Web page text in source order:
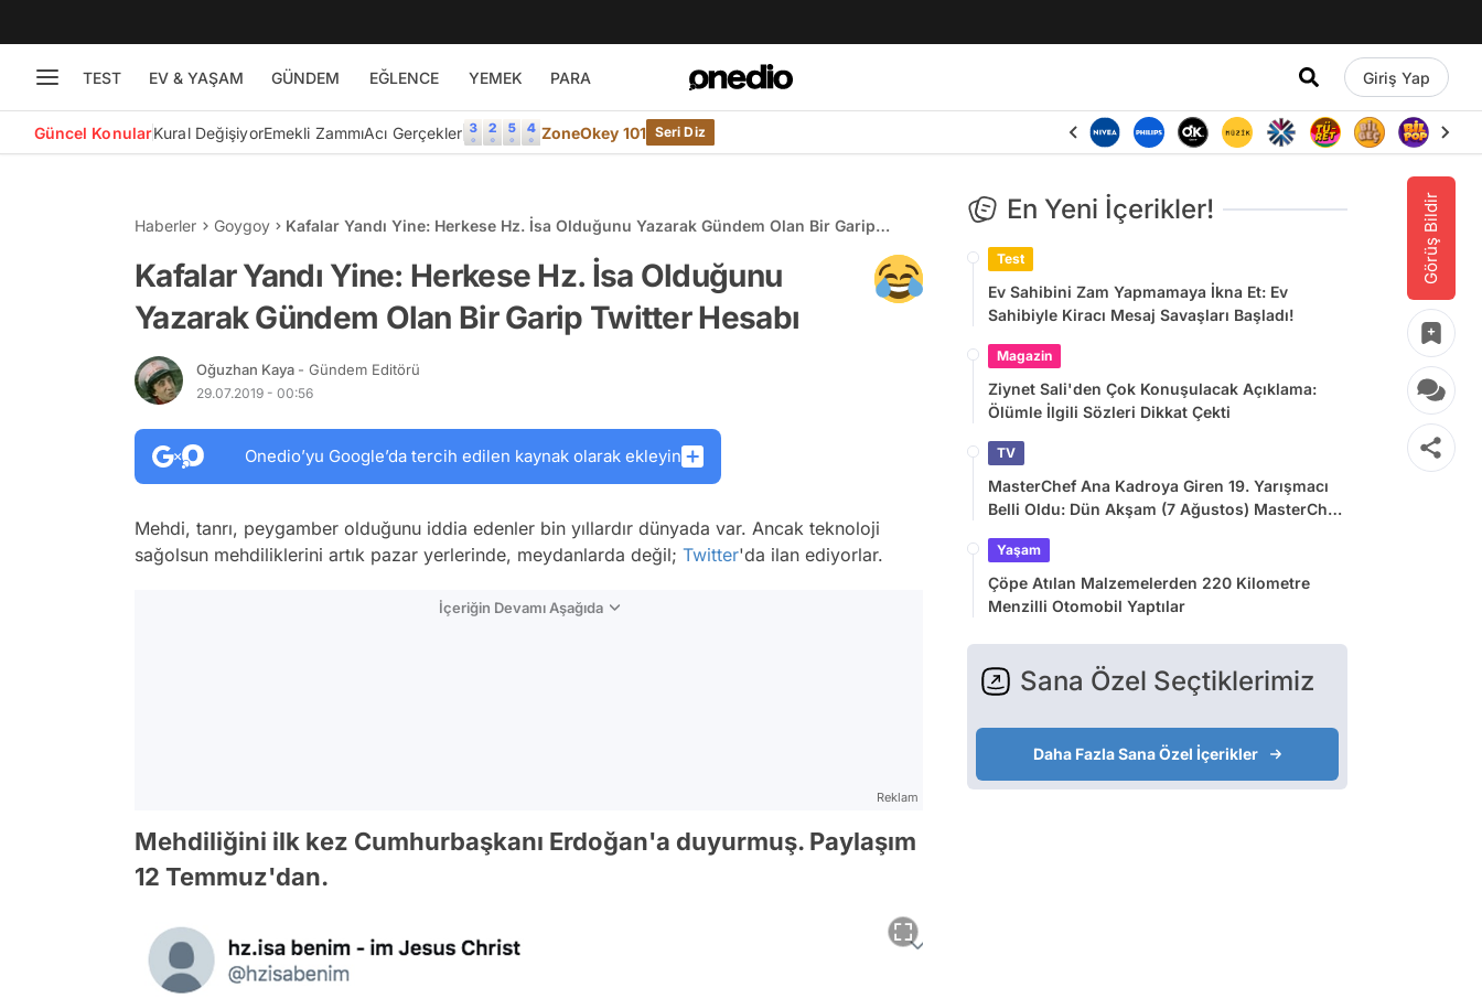
TEST EV & YAŞAM GÜNDEM EĞLENCE YEMEK PARA Giriş Yap
Güncel KonularKural DeğişiyorEmekli ZammıAcı Gerçekler ZoneOkey 101 Seri Diz
Görüş Bildir
Haberler Goygoy
Kafalar Yandı Yine: Herkese Hz. İsa Olduğunu Yazarak Gündem Olan Bir Garip
Kafalar Yandı Yine: Herkese Hz. İsa Olduğunu
Yazarak Gündem Olan Bir Garip Twitter Hesabı
Oğuzhan Kaya - Gündem Editörü
29.07.2019 - 00:56
Onedio’yu Google’da tercih edilen kaynak olarak ekleyin
Mehdi, tanrı, peygamber olduğunu iddia edenler bin yıllardır dünyada var. Ancak teknoloji
sağolsun mehdiliklerini artık pazar yerlerinde, meydanlarda değil; Twitter'da ilan ediyorlar.
İçeriğin Devamı Aşağıda
Reklam
Mehdiliğini ilk kez Cumhurbaşkanı Erdoğan'a duyurmuş. Paylaşım
12 Temmuz'dan.
En Yeni İçerikler!
Test
Ev Sahibini Zam Yapmamaya İkna Et: Ev
Sahibiyle Kiracı Mesaj Savaşları Başladı!
Magazin
Ziynet Sali'den Çok Konuşulacak Açıklama:
Ölümle İlgili Sözleri Dikkat Çekti
TV
MasterChef Ana Kadroya Giren 19. Yarışmacı
Belli Oldu: Dün Akşam (7 Ağustos) MasterChef
Yaşam
Çöpe Atılan Malzemelerden 220 Kilometre
Menzilli Otomobil Yaptılar
Sana Özel Seçtiklerimiz
Daha Fazla Sana Özel İçerikler